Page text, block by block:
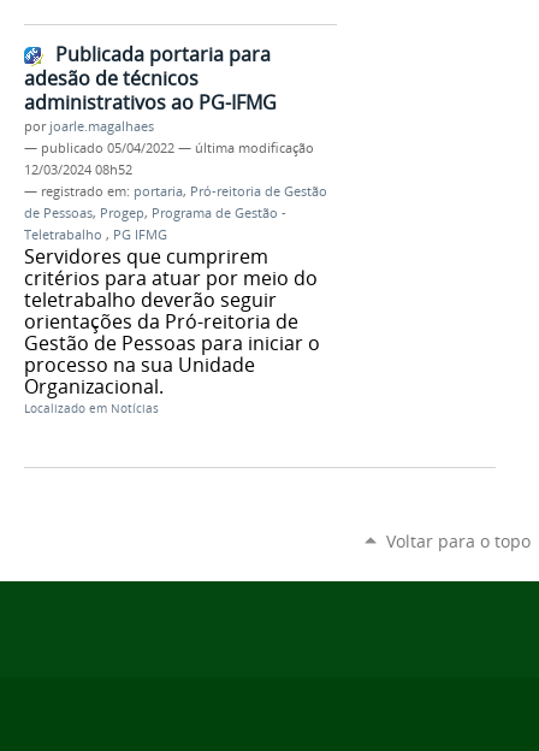
Publicada portaria para
adesão de técnicos
administrativos ao PG-IFMG
por joarle.magalhaes
— publicado 05/04/2022 — última modificação
12/03/2024 08h52
— registrado em: portaria, Pró-reitoria de Gestão
de Pessoas, Progep, Programa de Gestão -
Teletrabalho , PG IFMG
Servidores que cumprirem
critérios para atuar por meio do
teletrabalho deverão seguir
orientações da Pró-reitoria de
Gestão de Pessoas para iniciar o
processo na sua Unidade
Organizacional.
Localizado em Notícias
Voltar para o topo